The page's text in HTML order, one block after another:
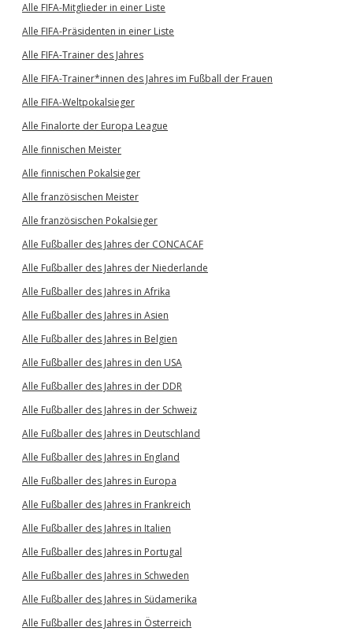
Alle FIFA-Mitglieder in einer Liste
Alle FIFA-Präsidenten in einer Liste
Alle FIFA-Trainer des Jahres
Alle FIFA-Trainer*innen des Jahres im Fußball der Frauen
Alle FIFA-Weltpokalsieger
Alle Finalorte der Europa League
Alle finnischen Meister
Alle finnischen Pokalsieger
Alle französischen Meister
Alle französischen Pokalsieger
Alle Fußballer des Jahres der CONCACAF
Alle Fußballer des Jahres der Niederlande
Alle Fußballer des Jahres in Afrika
Alle Fußballer des Jahres in Asien
Alle Fußballer des Jahres in Belgien
Alle Fußballer des Jahres in den USA
Alle Fußballer des Jahres in der DDR
Alle Fußballer des Jahres in der Schweiz
Alle Fußballer des Jahres in Deutschland
Alle Fußballer des Jahres in England
Alle Fußballer des Jahres in Europa
Alle Fußballer des Jahres in Frankreich
Alle Fußballer des Jahres in Italien
Alle Fußballer des Jahres in Portugal
Alle Fußballer des Jahres in Schweden
Alle Fußballer des Jahres in Südamerika
Alle Fußballer des Jahres in Österreich